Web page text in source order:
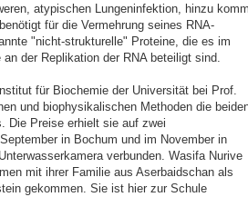
atypischen Lungeninfektion, hinzu
für die Vermehrung seines RNA-
"nicht-strukturelle" Proteine, die es im
der Replikation der RNA beteiligt sind.
für Biochemie der Universität bei Prof.
und biophysikalischen Methoden die
Die Preise erhielt sie auf zwei
in Bochum und im November in
verbunden. Wasifa Nurive
mit ihrer Familie aus Aserbaidschan als
gekommen. Sie ist hier zur Schule